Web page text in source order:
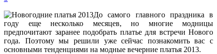
До самого главного праздника в
году еще несколько месяцев, но многие модницы
предпочитают заранее подобрать платье для встречи Нового
года. Поэтому мы решили уже сейчас познакомить вас с
основными тенденциями на модные вечерние платья 2013.